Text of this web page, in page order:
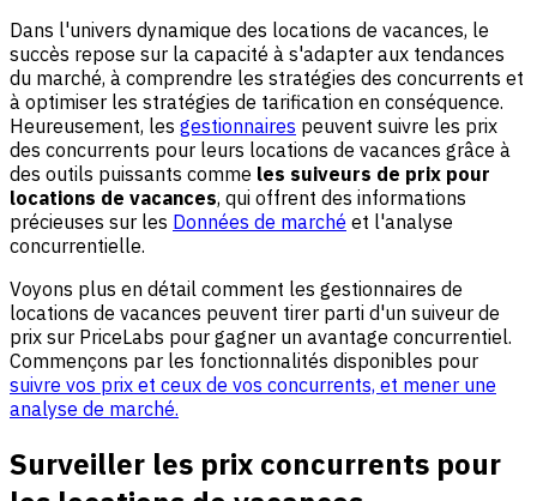
Dans l'univers dynamique des locations de vacances, le
succès repose sur la capacité à s'adapter aux tendances
du marché, à comprendre les stratégies des concurrents et
à optimiser les stratégies de tarification en conséquence.
Heureusement, les gestionnaires peuvent suivre les prix
des concurrents pour leurs locations de vacances grâce à
des outils puissants comme les suiveurs de prix pour
locations de vacances, qui offrent des informations
précieuses sur les Données de marché et l'analyse
concurrentielle.
Voyons plus en détail comment les gestionnaires de
locations de vacances peuvent tirer parti d'un suiveur de
prix sur PriceLabs pour gagner un avantage concurrentiel.
Commençons par les fonctionnalités disponibles pour
suivre vos prix et ceux de vos concurrents, et mener une
analyse de marché.
Surveiller les prix concurrents pour